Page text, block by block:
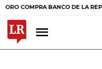
BANCO DE LA REPÚBLICA